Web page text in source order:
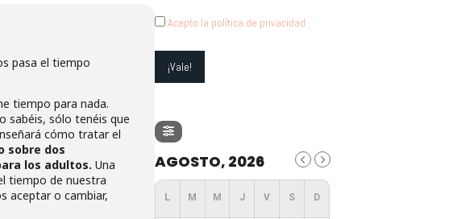
pasa el tiempo
tiempo para nada.
sabéis, sólo tenéis que
cómo tratar el
sobre dos
los adultos. Una
tiempo de nuestra
aceptar o cambiar,
Acepto la política de privacidad
AGOSTO, 2026